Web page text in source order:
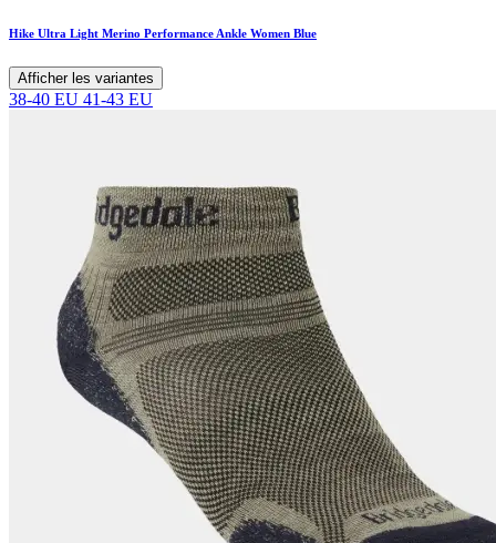
Hike Ultra Light Merino Performance Ankle Women Blue
Afficher les variantes
38-40 EU 41-43 EU